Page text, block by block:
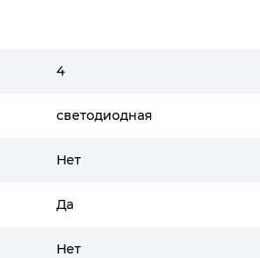
4
светодиодная
Нет
Да
Нет